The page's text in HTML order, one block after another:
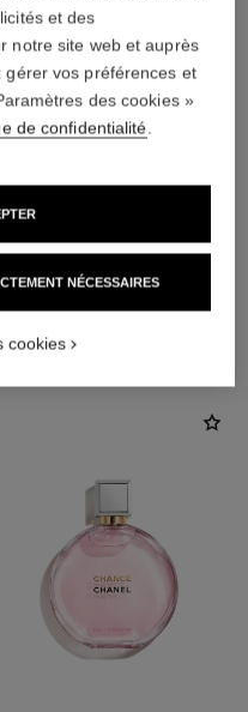
et des
notre site web et auprès
gérer vos préférences et
des cookies »
de confidentialité
NÉCESSAIRES
cookies